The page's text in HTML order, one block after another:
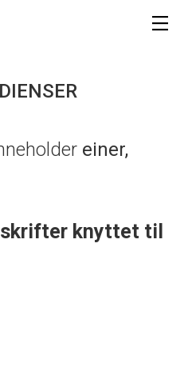
einer,
knyttet til